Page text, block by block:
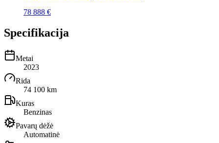
78 888 €
Specifikacija
Metai
2023
Rida
74 100 km
Kuras
Benzinas
Pavarų dėžė
Automatinė